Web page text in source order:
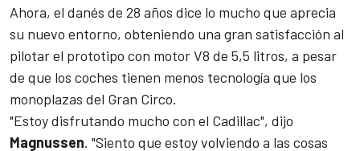
Ahora, el danés de 28 años dice lo mucho que aprecia
su nuevo entorno, obteniendo una gran satisfacción al
pilotar el prototipo con motor V8 de 5,5 litros, a pesar
de que los coches tienen menos tecnología que los
monoplazas del Gran Circo.
"Estoy disfrutando mucho con el Cadillac", dijo
Magnussen. "Siento que estoy volviendo a las cosas